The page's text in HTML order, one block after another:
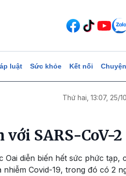
luật Sức khỏe Kết nối
Thứ hai, 13:07, 25/
SARS-CoV-2
Oai diễn biến hết sức phức tạp,
Covid-19, trong đó có 2